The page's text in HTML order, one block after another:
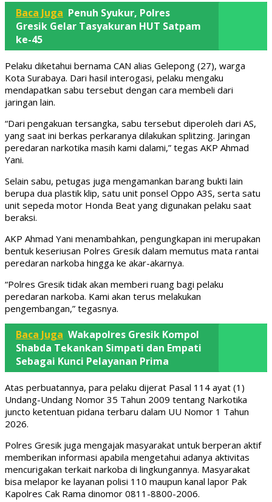
Baca Juga Penuh Syukur, Polres
Gresik Gelar Tasyakuran HUT Satpam
ke-45
Pelaku diketahui bernama CAN alias Gelepong (27), warga
Kota Surabaya. Dari hasil interogasi, pelaku mengaku
mendapatkan sabu tersebut dengan cara membeli dari
jaringan lain.
“Dari pengakuan tersangka, sabu tersebut diperoleh dari AS,
yang saat ini berkas perkaranya dilakukan splitzing. Jaringan
peredaran narkotika masih kami dalami,” tegas AKP Ahmad
Yani.
Selain sabu, petugas juga mengamankan barang bukti lain
berupa dua plastik klip, satu unit ponsel Oppo A3S, serta satu
unit sepeda motor Honda Beat yang digunakan pelaku saat
beraksi.
AKP Ahmad Yani menambahkan, pengungkapan ini merupakan
bentuk keseriusan Polres Gresik dalam memutus mata rantai
peredaran narkoba hingga ke akar-akarnya.
“Polres Gresik tidak akan memberi ruang bagi pelaku
peredaran narkoba. Kami akan terus melakukan
pengembangan,” tegasnya.
Baca Juga Wakapolres Gresik Kompol
Shabda Tekankan Simpati dan Empati
Sebagai Kunci Pelayanan Prima
Atas perbuatannya, para pelaku dijerat Pasal 114 ayat (1)
Undang-Undang Nomor 35 Tahun 2009 tentang Narkotika
juncto ketentuan pidana terbaru dalam UU Nomor 1 Tahun
2026.
Polres Gresik juga mengajak masyarakat untuk berperan aktif
memberikan informasi apabila mengetahui adanya aktivitas
mencurigakan terkait narkoba di lingkungannya. Masyarakat
bisa melapor ke layanan polisi 110 maupun kanal lapor Pak
Kapolres Cak Rama dinomor 0811-8800-2006.